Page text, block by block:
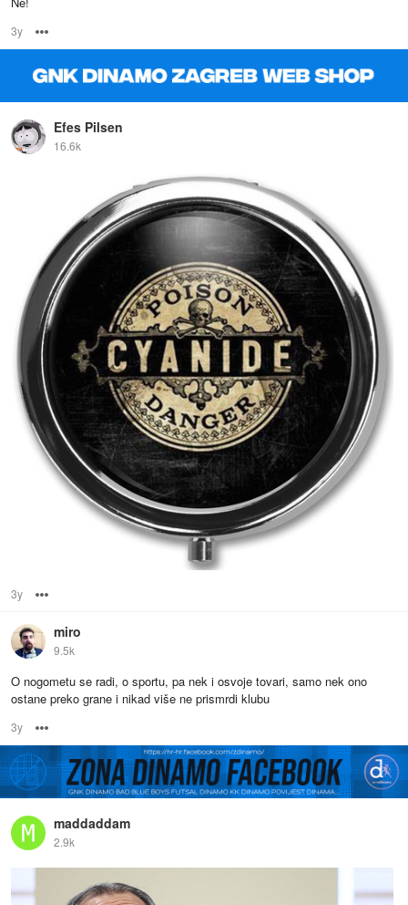
3y
Efes Pilsen
16.6k
3y
miro
9.5k
O nogometu se radi, o sportu, pa nek i osvoje tovari, samo nek ono
ostane preko grane i nikad više ne prismrdi klubu
3y
maddaddam
2.9k